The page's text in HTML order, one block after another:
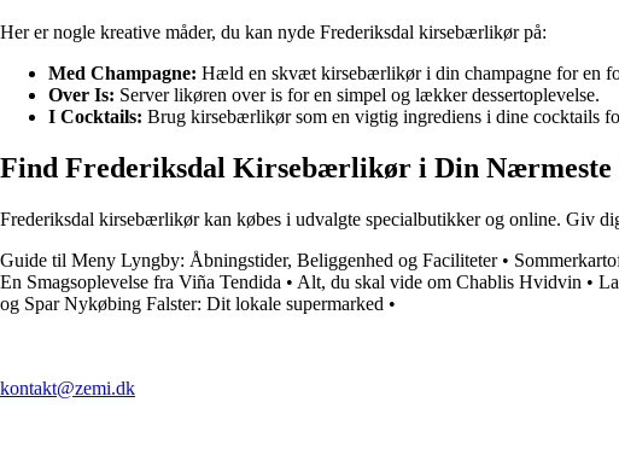
Her er nogle kreative måder, du kan nyde Frederiksdal kirsebærlikør på:
Med Champagne: Hæld en skvæt kirsebærlikør i din champagne for en
Over Is: Server likøren over is for en simpel og lækker dessertoplevelse.
I Cocktails: Brug kirsebærlikør som en vigtig ingrediens i dine cocktails
Find Frederiksdal Kirsebærlikør i Din
Frederiksdal kirsebærlikør kan købes i udvalgte specialbutikker og online. Giv
Guide til Meny Lyngby: Åbningstider, Beliggenhed og Faciliteter•
En Smagsoplevelse fra Viña Tendida • Alt, du skal vide om Chablis Hvidvin •
og Spar Nykøbing Falster: Dit lokale supermarked •
kontakt@zemi.dk